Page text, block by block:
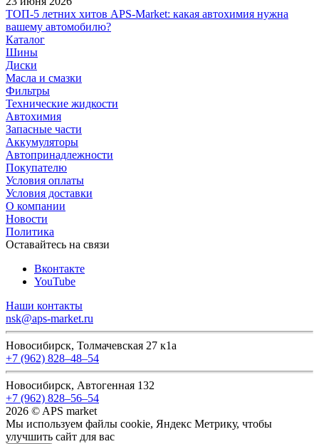
ТОП-5 летних хитов APS-Market: какая автохимия нужна
вашему автомобилю?
Каталог
Шины
Диски
Масла и смазки
Фильтры
Технические жидкости
Автохимия
Запасные части
Аккумуляторы
Автопринадлежности
Покупателю
Условия оплаты
Условия доставки
О компании
Новости
Политика
Оставайтесь на связи
Вконтакте
YouTube
Наши контакты
nsk@aps-market.ru
Новосибирск, Толмачевская 27 к1а
+7 (962) 828‒48‒54
Новосибирск, Автогенная 132
+7 (962) 828‒56‒54
2026 © APS market
Мы используем файлы cookie, Яндекс Метрику, чтобы
улучшить сайт для вас